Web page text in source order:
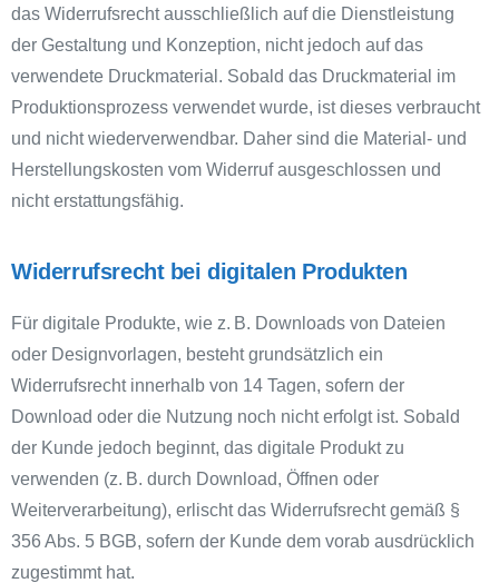
das Widerrufsrecht ausschließlich auf die Dienstleistung
der Gestaltung und Konzeption, nicht jedoch auf das
verwendete Druckmaterial. Sobald das Druckmaterial im
Produktionsprozess verwendet wurde, ist dieses verbraucht
und nicht wiederverwendbar. Daher sind die Material- und
Herstellungskosten vom Widerruf ausgeschlossen und
nicht erstattungsfähig.
Widerrufsrecht bei digitalen Produkten
Für digitale Produkte, wie z. B. Downloads von Dateien
oder Designvorlagen, besteht grundsätzlich ein
Widerrufsrecht innerhalb von 14 Tagen, sofern der
Download oder die Nutzung noch nicht erfolgt ist. Sobald
der Kunde jedoch beginnt, das digitale Produkt zu
verwenden (z. B. durch Download, Öffnen oder
Weiterverarbeitung), erlischt das Widerrufsrecht gemäß §
356 Abs. 5 BGB, sofern der Kunde dem vorab ausdrücklich
zugestimmt hat.